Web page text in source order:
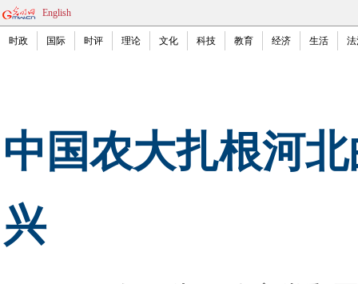
English
时政 国际 时评 理论 文化 科技 教育 经济 生活
中国农大扎根河
兴